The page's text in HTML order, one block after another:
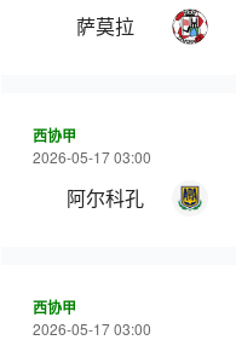
萨莫拉
西协甲
2026-05-17 03:00
阿尔科孔
西协甲
2026-05-17 03:00